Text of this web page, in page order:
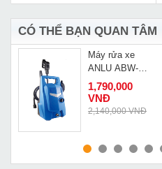
CÓ THỂ BẠN QUAN TÂM
MUA NGAY
Máy rửa xe
ANLU ABW-
VAJ-70
1,790,000
VNĐ
2,140,000 VNĐ